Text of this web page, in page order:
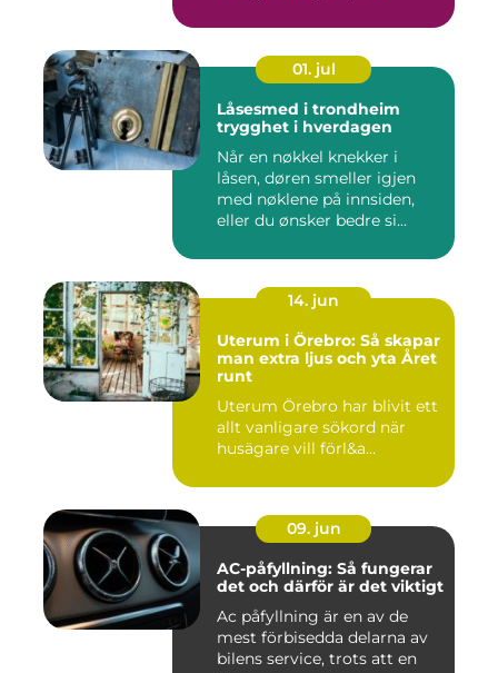
01. jul
Låsesmed i trondheim
trygghet i hverdagen
Når en nøkkel knekker i
låsen, døren smeller igjen
med nøklene på innsiden,
eller du ønsker bedre si...
14. jun
Uterum i Örebro: Så skapar
man extra ljus och yta Året
runt
Uterum Örebro har blivit ett
allt vanligare sökord när
husägare vill förl&a...
09. jun
AC-påfyllning: Så fungerar
det och därför är det viktigt
Ac påfyllning är en av de
mest förbisedda delarna av
bilens service, trots att en